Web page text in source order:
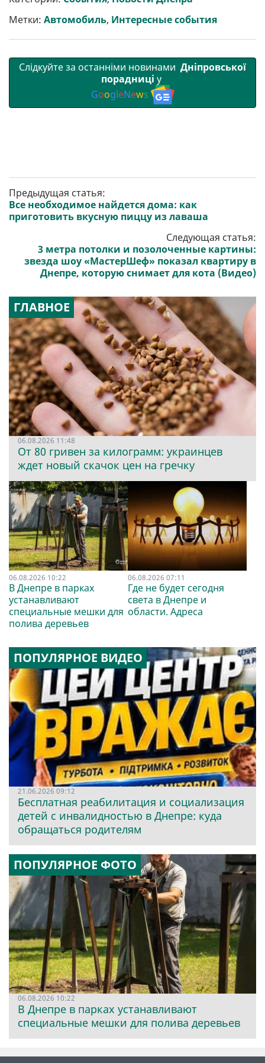
и
т
и
o
o
k
e
r
r
a
m
A
p
p
Метки: Автомобиль, Интересные события
Слідкуйте за останніми новинами Дніпровської
порадниці у
GoogleNews
Предыдущая статья:
Все необходимое найдется дома: как
приготовить вкусную пиццу из лаваша
Следующая статья:
3 метра потолки и позолоченные картины:
звезда шоу «МастерШеф» показал квартиру в
Днепре, которую снимает для кота (Видео)
ГЛАВНОЕ
06.08.2026 11:48
От 80 гривен за килограмм: украинцев
ждет новый скачок цен на гречку
06.08.2026 10:22
В Днепре в парках
устанавливают
специальные мешки для
полива деревьев
06.08.2026 07:11
Где не будет сегодня
света в Днепре и
области. Адреса
ПОПУЛЯРНОЕ ВИДЕО
21.06.2026 09:12
Бесплатная реабилитация и социализация
детей с инвалидностью в Днепре: куда
обращаться родителям
ПОПУЛЯРНОЕ ФОТО
06.08.2026 10:22
В Днепре в парках устанавливают
специальные мешки для полива деревьев